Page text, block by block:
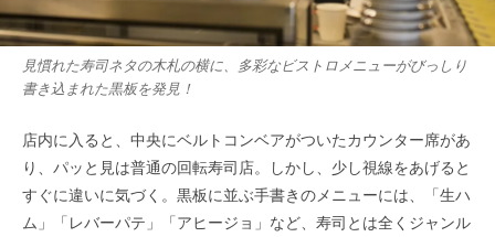
見慣れた寿司ネタの木札の横に、多彩なビストロメニューがびっしり
書き込まれた黒板を発見！
店内に入ると、中央にベルトコンベアがついたカウンター席があ
り、パッと見は普通の回転寿司店。しかし、少し視線をあげると
すぐに違いに気づく。黒板に並ぶ手書きのメニューには、「生ハ
ム」「レバーパテ」「アヒージョ」など、寿司とは全くジャンル